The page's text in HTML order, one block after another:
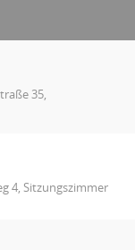
35,
4, Sitzungszimmer